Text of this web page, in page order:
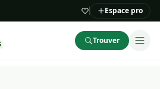
Espace pro
Trouver